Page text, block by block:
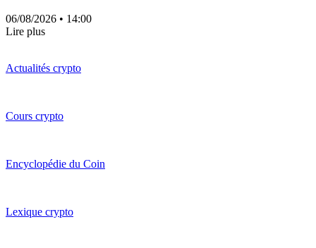
06/08/2026 • 14:00
Lire plus
Actualités crypto
Cours crypto
Encyclopédie du Coin
Lexique crypto